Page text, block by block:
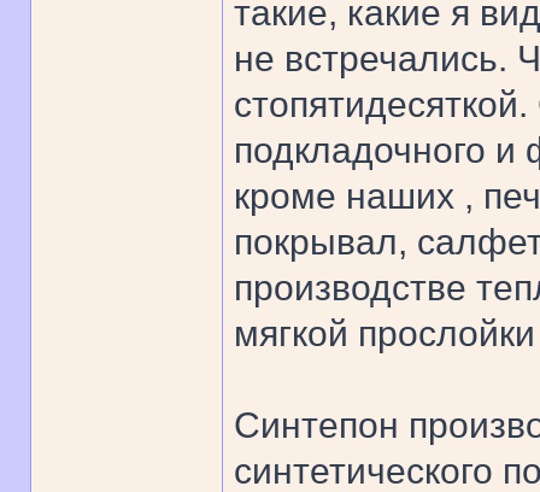
такие, какие я
не встречались.
подкладочного
кроме наших ,
покрывал,
производстве
мягкой
Синтепон
синтетического